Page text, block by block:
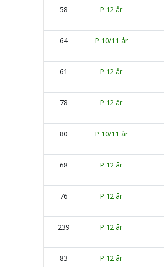
58 P 12 år
64 P 10/11 år
61 P 12 år
78 P 12 år
80 P 10/11 år
68 P 12 år
76 P 12 år
239 P 12 år
83 P 12 år